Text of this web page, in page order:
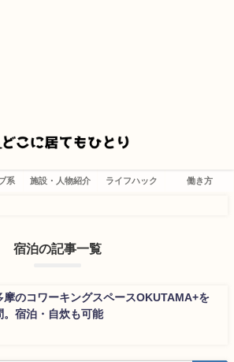
系 施設・人物紹介 ライフハック 働き方
宿泊の記事一覧
摩のコワーキングスペースOKUTAMA+を
。宿泊・自炊も可能